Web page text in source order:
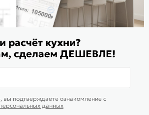
магазин мебели Mebel169.ru
расчёт кухни?
сделаем ДЕШЕВЛЕ!
вы подтверждаете ознакомление c
данных